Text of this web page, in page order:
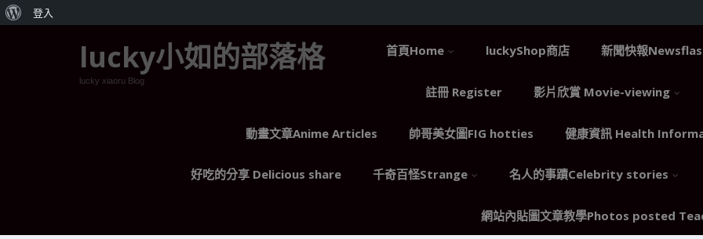
lucky小如的部落格
lucky xiaoru Blog
首頁Home luckyShop商店 新聞快報
註冊 Register 影片欣賞 Movie-viewing
動畫文章Anime Articles 帥哥美女圖FIG hotties 健康資訊 Health
好吃的分享 Delicious share 千奇百怪Strange 名人的事蹟Celebrity stories
網站內貼圖文章教學Photos posted
登入